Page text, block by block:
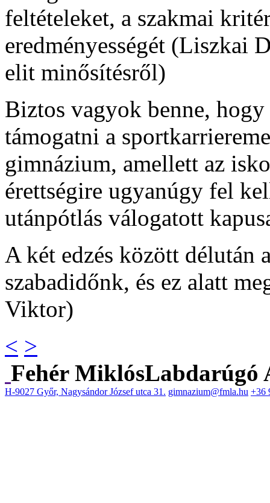
feltételeket, a szakmai
eredményességét (Liszkai
elit minősítésről)
Biztos vagyok benne,
támogatni a
gimnázium, amellett az
érettségire ugyanúgy fel
utánpótlás válogatott
A két edzés között délután
szabadidőnk, és ez alatt
Viktor)
< >
Fehér MiklósLabdarúgó
H-9027 Győr, Nagysándor József utca 31. gimnazium@fmla.hu +36